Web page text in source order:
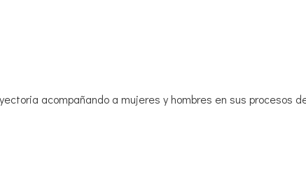
acompañando a mujeres y hombres en sus procesos